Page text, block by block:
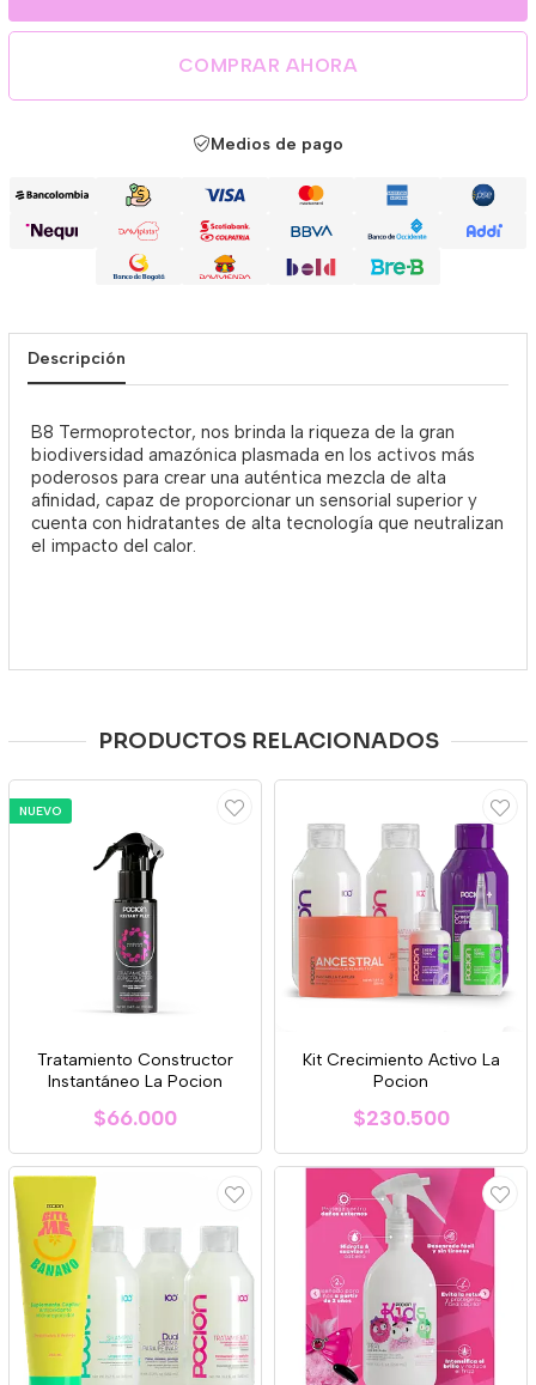
COMPRAR AHORA
Medios de pago
Descripción
B8 Termoprotector, nos brinda la riqueza de la gran
biodiversidad amazónica plasmada en los activos más
poderosos para crear una auténtica mezcla de alta
afinidad, capaz de proporcionar un sensorial superior y
cuenta con hidratantes de alta tecnología que neutralizan
el impacto del calor.
PRODUCTOS RELACIONADOS
NUEVO
Tratamiento Constructor
Instantáneo La Pocion
$66.000
Kit Crecimiento Activo La
Pocion
$230.500